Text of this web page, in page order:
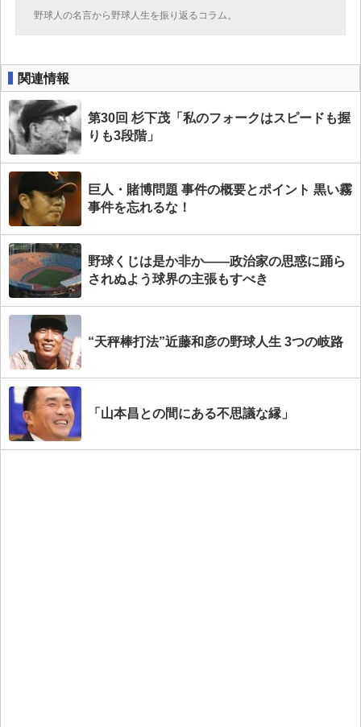
野球人の名言から野球人生を振り返るコラム。
関連情報
第30回 杉下茂「私のフォークはスピードも握
りも3段階」
巨人・賭博問題 事件の概要とポイント 黒い霧
事件を忘れるな！
野球くじは是か非か――政治家の思惑に踊ら
されぬよう球界の主張もすべき
“天秤棒打法”近藤和彦の野球人生 3つの岐路
「山本昌との間にある不思議な縁」